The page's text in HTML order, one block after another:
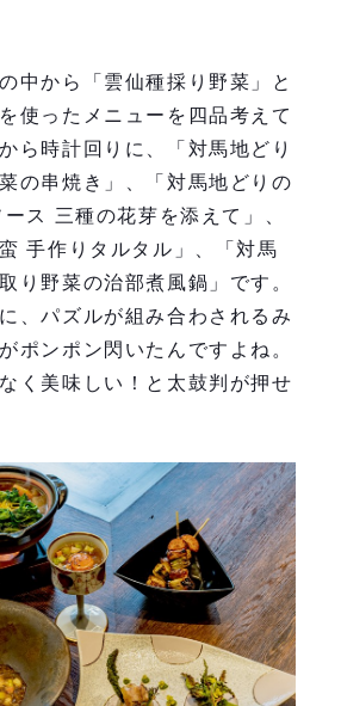
中から「雲仙種採り野菜」と
使ったメニューを四品考えて
ら時計回りに、「対馬地どり
の串焼き」、「対馬地どりの
ス 三種の花芽を添えて」、
手作りタルタル」、「対馬
り野菜の治部煮風鍋」です。
、パズルが組み合わされるみ
ポンポン閃いたんですよね。
く美味しい！と太鼓判が押せ